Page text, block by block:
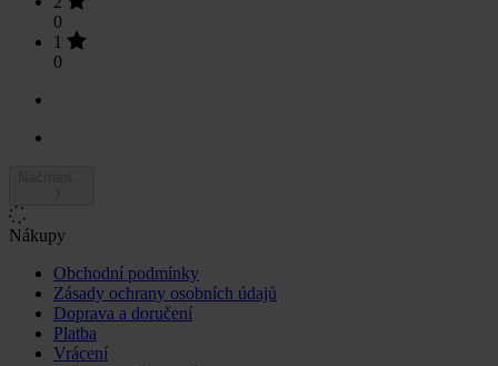
0
1
0
Nákupy
Obchodní podmínky
Zásady ochrany osobních údajů
Doprava a doručení
Platba
Vrácení